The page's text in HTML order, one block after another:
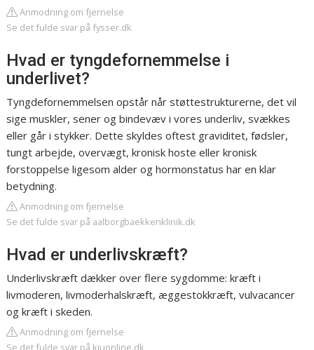
Anmodning om fjernelse
Se det fulde svar på fysser.dk
Hvad er tyngdefornemmelse i
underlivet?
Tyngdefornemmelsen opstår når støttestrukturerne, det vil
sige muskler, sener og bindevæv i vores underliv, svækkes
eller går i stykker. Dette skyldes oftest graviditet, fødsler,
tungt arbejde, overvægt, kronisk hoste eller kronisk
forstoppelse ligesom alder og hormonstatus har en klar
betydning.
Anmodning om fjernelse
Se det fulde svar på aalborgbaekkenklinik.dk
Hvad er underlivskræft?
Underlivskræft dækker over flere sygdomme: kræft i
livmoderen, livmoderhalskræft, æggestokkræft, vulvacancer
og kræft i skeden.
Anmodning om fjernelse
Se det fulde svar på kiuonline.dk